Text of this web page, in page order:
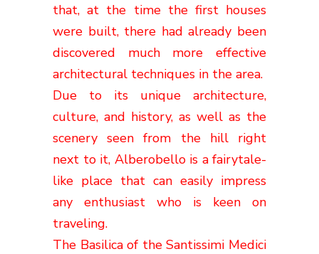
that, at the time the first houses
were built, there had already been
discovered much more effective
architectural techniques in the area.
Due to its unique architecture,
culture, and history, as well as the
scenery seen from the hill right
next to it, Alberobello is a fairytale-
like place that can easily impress
any enthusiast who is keen on
traveling.
The Basilica of the Santissimi Medici